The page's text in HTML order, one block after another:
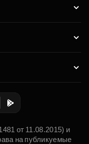
от 11.08.2015) и
на публикуемые